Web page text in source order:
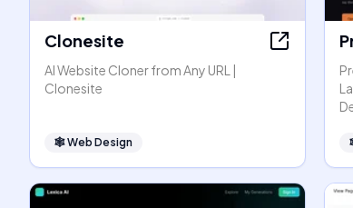
Clonesite
AI Website Cloner from Any URL |
Clonesite
🕸Web Design